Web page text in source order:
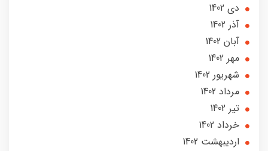
دی 1402
آذر 1402
آبان 1402
مهر 1402
شهریور 1402
مرداد 1402
تير 1402
خرداد 1402
ارديبهشت 1402